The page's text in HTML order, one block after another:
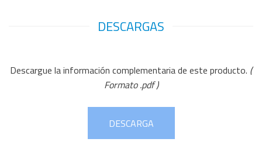
DESCARGAS
Descargue la información complementaria de este producto. (
Formato .pdf )
DESCARGA